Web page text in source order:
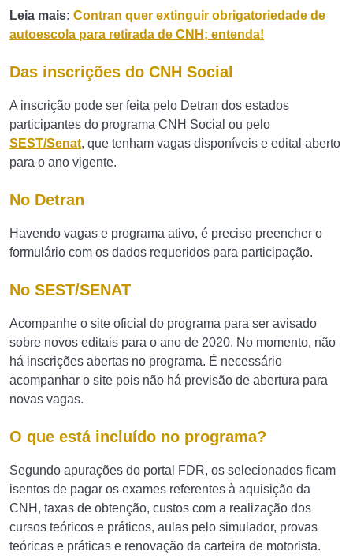
Leia mais: Contran quer extinguir obrigatoriedade de
autoescola para retirada de CNH; entenda!
Das inscrições do CNH Social
A inscrição pode ser feita pelo Detran dos estados
participantes do programa CNH Social ou pelo
SEST/Senat, que tenham vagas disponíveis e edital aberto
para o ano vigente.
No Detran
Havendo vagas e programa ativo, é preciso preencher o
formulário com os dados requeridos para participação.
No SEST/SENAT
Acompanhe o site oficial do programa para ser avisado
sobre novos editais para o ano de 2020. No momento, não
há inscrições abertas no programa. É necessário
acompanhar o site pois não há previsão de abertura para
novas vagas.
O que está incluído no programa?
Segundo apurações do portal FDR, os selecionados ficam
isentos de pagar os exames referentes à aquisição da
CNH, taxas de obtenção, custos com a realização dos
cursos teóricos e práticos, aulas pelo simulador, provas
teóricas e práticas e renovação da carteira de motorista.